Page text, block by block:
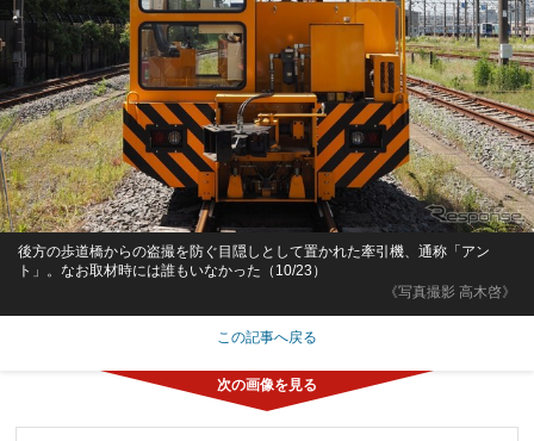
《写真撮影 高木啓》
後方の歩道橋からの盗撮を防ぐ目隠しとして置かれた牽引機、通称「アン
ト」。なお取材時には誰もいなかった（10/23）
この記事へ戻る